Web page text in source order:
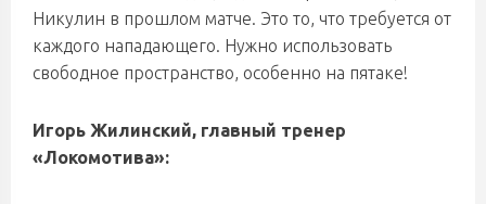
Никулин в прошлом матче. Это то, что требуется от
каждого нападающего. Нужно использовать
свободное пространство, особенно на пятаке!
Игорь Жилинский, главный тренер
«Локомотива»: